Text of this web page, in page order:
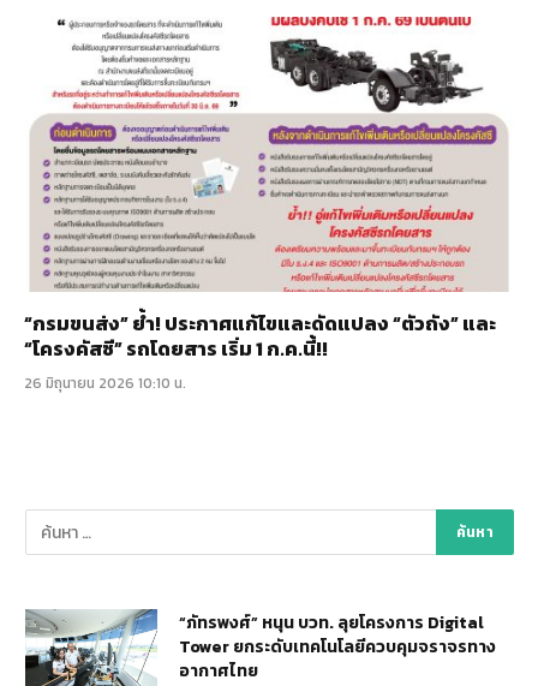
“กรมขนส่ง” ย้ำ! ประกาศแก้ไขและดัดแปลง “ตัวถัง” และ
“โครงคัสซี” รถโดยสาร เริ่ม 1 ก.ค.นี้!!
26 มิถุนายน 2026 10:10 น.
“ภัทรพงศ์” หนุน บวท. ลุยโครงการ Digital
Tower ยกระดับเทคโนโลยีควบคุมจราจรทาง
อากาศไทย